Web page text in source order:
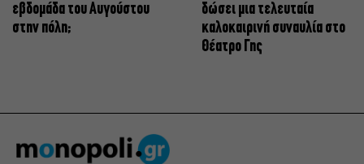
εβδομάδα του Αυγούστου
στην πόλη;
δώσει μια τελευταία
καλοκαιρινή συναυλία στο
Θέατρο Γης